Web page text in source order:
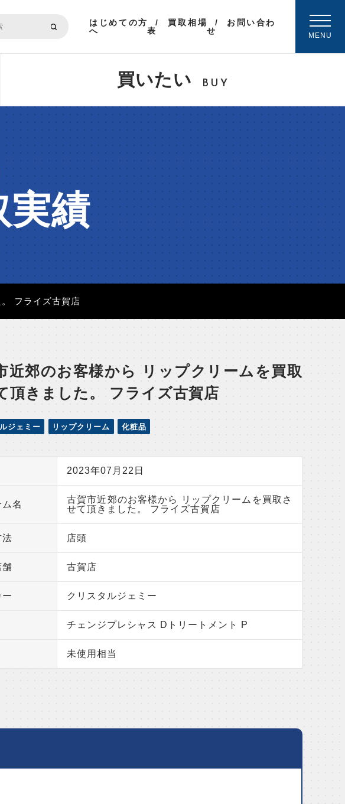
はじめての方
へ
買取相場
表
お問い合わ
せ
MENU
買いたい BUY
実績
フライズ古賀店
近郊のお客様から リップクリームを買取
頂きました。 フライズ古賀店
ジェミー リップクリーム 化粧品
2023年07月22日
名
古賀市近郊のお客様から リップクリームを買取さ
せて頂きました。 フライズ古賀店
法 店頭
舗 古賀店
ー クリスタルジェミー
チェンジプレシャス Dトリートメント P
未使用相当